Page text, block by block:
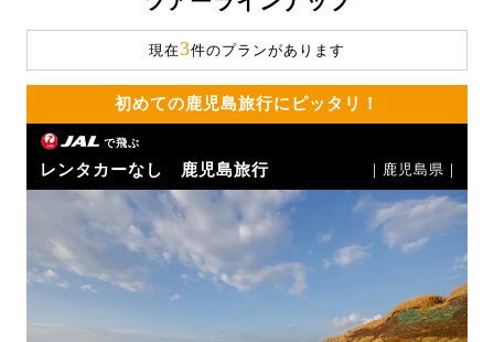
現在3件のプランがあります
初めての鹿児島旅行にピッタリ！
で飛ぶ
レンタカーなし 鹿児島旅行 ｜鹿児島県｜